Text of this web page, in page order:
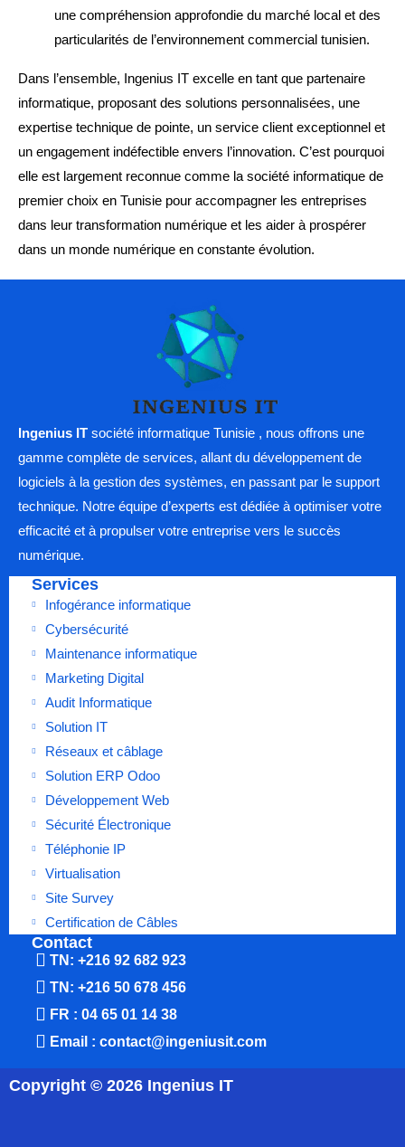
une compréhension approfondie du marché local et des
particularités de l’environnement commercial tunisien.
Dans l’ensemble, Ingenius IT excelle en tant que partenaire
informatique, proposant des solutions personnalisées, une
expertise technique de pointe, un service client exceptionnel et
un engagement indéfectible envers l’innovation. C’est pourquoi
elle est largement reconnue comme la société informatique de
premier choix en Tunisie pour accompagner les entreprises
dans leur transformation numérique et les aider à prospérer
dans un monde numérique en constante évolution.
Ingenius IT société informatique Tunisie , nous offrons une
gamme complète de services, allant du développement de
logiciels à la gestion des systèmes, en passant par le support
technique. Notre équipe d’experts est dédiée à optimiser votre
efficacité et à propulser votre entreprise vers le succès
numérique.
Services
Infogérance informatique
Cybersécurité
Maintenance informatique
Marketing Digital
Audit Informatique
Solution IT
Réseaux et câblage
Solution ERP Odoo
Développement Web
Sécurité Électronique
Téléphonie IP
Virtualisation
Site Survey
Certification de Câbles
Contact
TN: +216 92 682 923
TN: +216 50 678 456
FR : 04 65 01 14 38
Email : contact@ingeniusit.com
Copyright © 2026 Ingenius IT